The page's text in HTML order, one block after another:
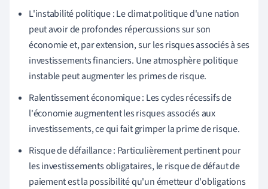
L'instabilité politique : Le climat politique d'une nation
peut avoir de profondes répercussions sur son
économie et, par extension, sur les risques associés à ses
investissements financiers. Une atmosphère politique
instable peut augmenter les primes de risque.
Ralentissement économique : Les cycles récessifs de
l'économie augmentent les risques associés aux
investissements, ce qui fait grimper la prime de risque.
Risque de défaillance : Particulièrement pertinent pour
les investissements obligataires, le risque de défaut de
paiement est la possibilité qu'un émetteur d'obligations